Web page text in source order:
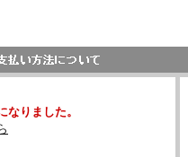
なりました。